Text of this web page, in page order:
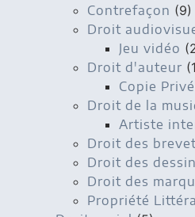
Contrefaçon (9)
Droit
Jeu vidéo
Droit d'auteur
Copie
Droit de la
Artiste
Droit des
Droit des
Droit des
Propriété